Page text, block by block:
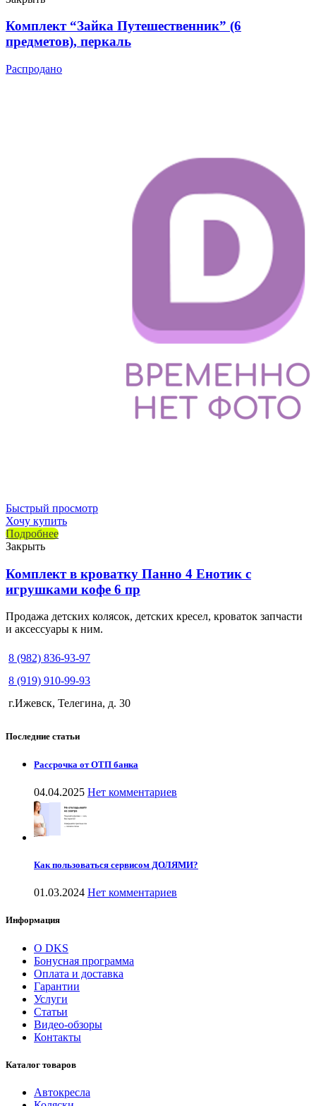
Комплект “Зайка Путешественник” (6
предметов), перкаль
Распродано
Быстрый просмотр
Хочу купить
Подробнее
Закрыть
Комплект в кроватку Панно 4 Енотик с
игрушками кофе 6 пр
Продажа детских колясок, детских кресел, кроваток запчасти
и аксессуары к ним.
8 (982) 836-93-97
8 (919) 910-99-93
г.Ижевск, Телегина, д. 30
Последние статьи
Рассрочка от ОТП банка
04.04.2025 Нет комментариев
Как пользоваться сервисом ДОЛЯМИ?
01.03.2024 Нет комментариев
Информация
О DKS
Бонусная программа
Оплата и доставка
Гарантии
Услуги
Статьи
Видео-обзоры
Контакты
Каталог товаров
Автокресла